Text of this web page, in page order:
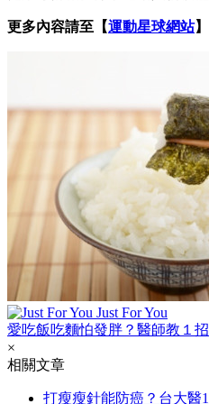
更多內容請至【運動星球網站
Just For You
愛吃飯吃麵怕發胖？醫師教１
×
相關文章
打瘦瘦針能防癌？台大醫